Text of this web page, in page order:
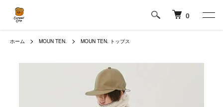
0
ホーム MOUN TEN. MOUN TEN. トップス